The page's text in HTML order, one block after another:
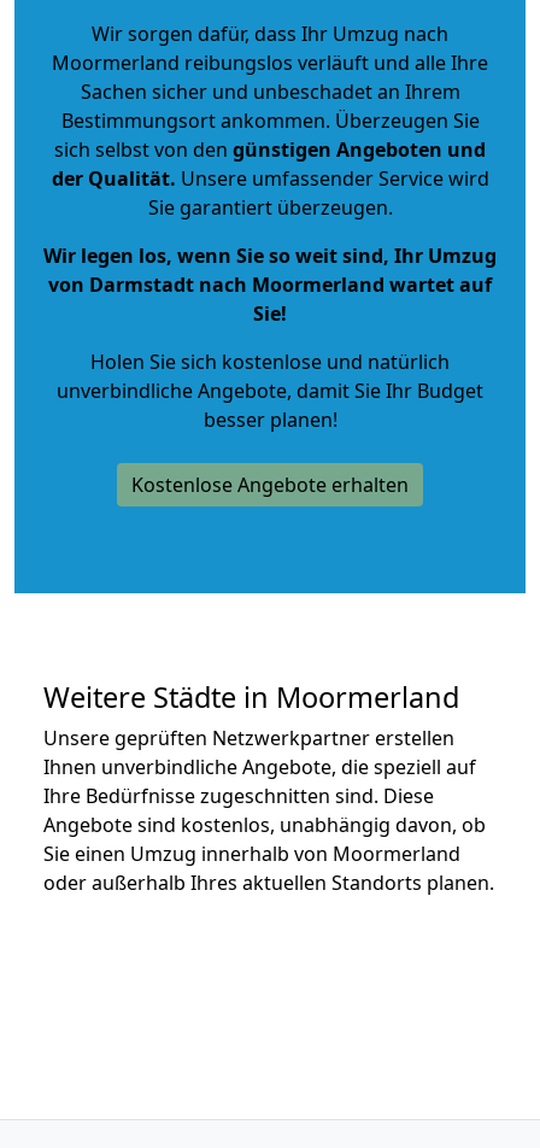
Wir sorgen dafür, dass Ihr Umzug nach
Moormerland reibungslos verläuft und alle Ihre
Sachen sicher und unbeschadet an Ihrem
Bestimmungsort ankommen. Überzeugen Sie
sich selbst von den günstigen Angeboten und
der Qualität. Unsere umfassender Service wird
Sie garantiert überzeugen.
Wir legen los, wenn Sie so weit sind, Ihr Umzug
von Darmstadt nach Moormerland wartet auf
Sie!
Holen Sie sich kostenlose und natürlich
unverbindliche Angebote, damit Sie Ihr Budget
besser planen!
Kostenlose Angebote erhalten
Weitere Städte in Moormerland
Unsere geprüften Netzwerkpartner erstellen
Ihnen unverbindliche Angebote, die speziell auf
Ihre Bedürfnisse zugeschnitten sind. Diese
Angebote sind kostenlos, unabhängig davon, ob
Sie einen Umzug innerhalb von Moormerland
oder außerhalb Ihres aktuellen Standorts planen.